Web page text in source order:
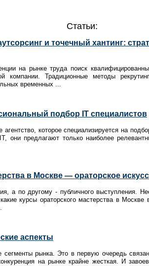
Статьи:
и точечный хантинг:
на рынке труда поиск
Традиционные методы
временных ...
подбор IT специалистов
которое специализируется на
они предлагают только наиболее
в Москве — ораторское
а по другому - публичного выступления.
курсы ораторского мастерства в
аспекты
сегменты рынка. Это в первую очередь
на рынке крайне жесткая. И